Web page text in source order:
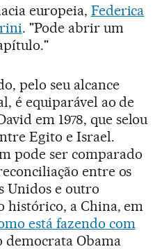
europeia, Federica
. "Pode abrir um
pelo seu alcance
é equiparável ao de
em 1978, que selou
Egito e Israel.
pode ser comparado
entre os
Unidos e outro
histórico, a China, em
está fazendo com
democrata Obama